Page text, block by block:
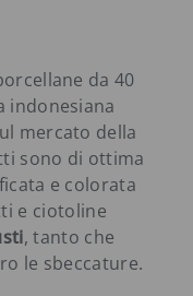
da 40
indonesiana
mercato della
sono di ottima
e colorata
e ciotoline
, tanto che
le sbeccature.